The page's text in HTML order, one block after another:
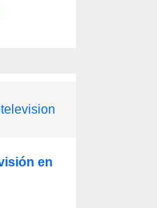
en